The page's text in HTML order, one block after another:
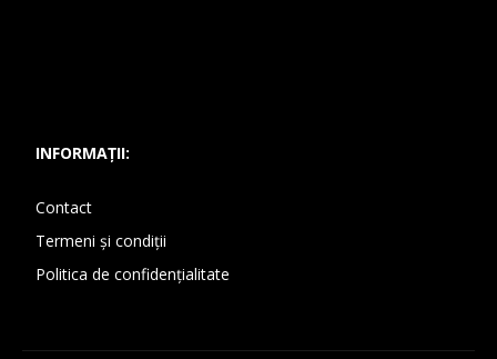
INFORMAȚII:
Contact
Termeni și condiții
Politica de confidențialitate